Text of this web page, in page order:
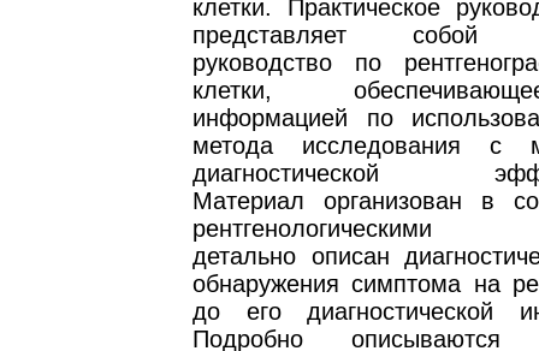
клетки. Практическое
представляет собой
руководство по
клетки,
информацией по
метода исследования с
диагностической
Материал организован в
рентгенологическими
детально описан
обнаружения симптома на
до его диагностической
Подробно описываются